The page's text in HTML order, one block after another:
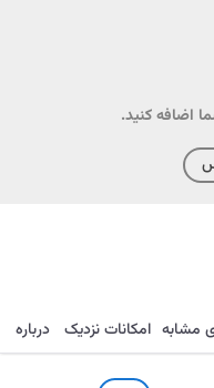
اضافه کنید.
مشابه امکانات نزدیک درباره